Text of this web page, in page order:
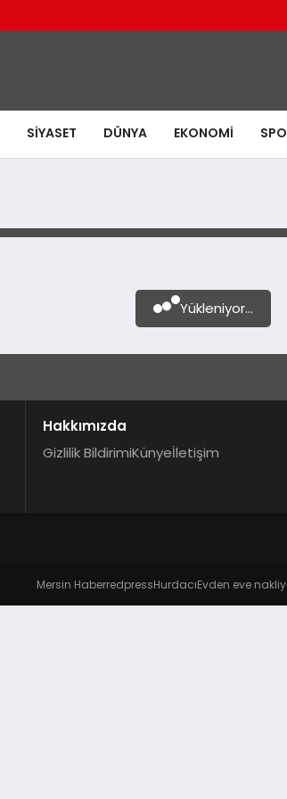
SIYASET DÜNYA EKONOMI
Yükleniyor...
Hakkımızda
Gizlilik BildirimiKünyeİletişim
Mersin HaberredpressHurdacıEvden eve